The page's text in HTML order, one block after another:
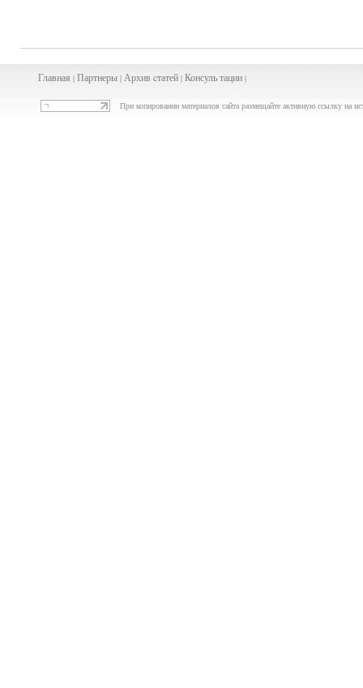
Главная | Партнеры| Архив cтатей| Консуль тации|
При копировании материалов сайта размещайте активную ссылку на